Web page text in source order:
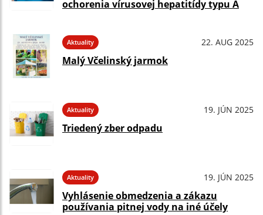
ochorenia vírusovej hepatitídy typu A
Aktuality 22. AUG 2025
Malý Včelinský jarmok
Aktuality 19. JÚN 2025
Triedený zber odpadu
Aktuality 19. JÚN 2025
Vyhlásenie obmedzenia a zákazu
používania pitnej vody na iné účely